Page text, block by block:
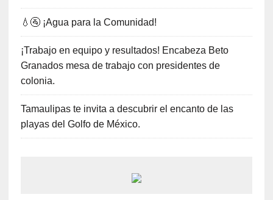
💧🚰 ¡Agua para la Comunidad!
¡Trabajo en equipo y resultados! Encabeza Beto
Granados mesa de trabajo con presidentes de
colonia.
Tamaulipas te invita a descubrir el encanto de las
playas del Golfo de México.